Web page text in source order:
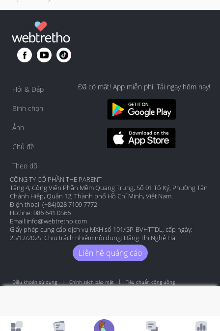
Hỏi & Đáp
Bình chọn
Ảnh
Chủ đề
Theo dõi
Đã có mặt! App miễn phí! Tải ngay hôm nay!
CÔNG TY CỔ PHẦN THE PARENT
Tầng 4, Công Viên Phần Mềm Quang Trung, Số 01 Tô Ký, Phường Tân
Chánh Hiệp, Quận 12, Thành phố Hồ Chí Minh, Việt Nam
Điện thoại: (+84)028 7109 7772
Hotline: 086 641 0566
Email:info@webtretho.com
Giấy phép cung cấp dịch vụ MXH số 191/GP-BVHTTDL, cấp ngày:
25/12/2025. Chịu trách nhiệm nội dung: Đặng Thị Nghệ Hà.
Liên hệ quảng cáo
Điều khoản sử dụng Chính sách bảo mật Tiêu chuẩn cộng đồng